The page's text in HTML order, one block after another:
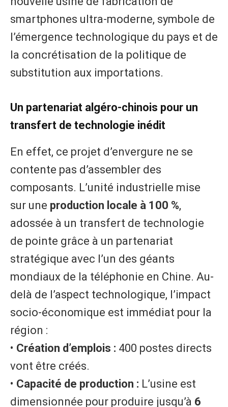
smartphones ultra-moderne, symbole de
l’émergence technologique du pays et de
la concrétisation de la politique de
substitution aux importations.
Un partenariat algéro-chinois pour un
transfert de technologie inédit
En effet, ce projet d’envergure ne se
contente pas d’assembler des
composants. L’unité industrielle mise
sur une production locale à 100 %,
adossée à un transfert de technologie
de pointe grâce à un partenariat
stratégique avec l’un des géants
mondiaux de la téléphonie en Chine. Au-
delà de l’aspect technologique, l’impact
socio-économique est immédiat pour la
région :
• ​ Création d’emplois : 400 postes directs
vont être créés.
• ​ Capacité de production : L’usine est
dimensionnée pour produire jusqu’à 6